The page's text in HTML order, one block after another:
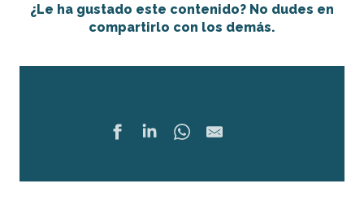
¿Le ha gustado este contenido? No dudes en
compartirlo con los demás.